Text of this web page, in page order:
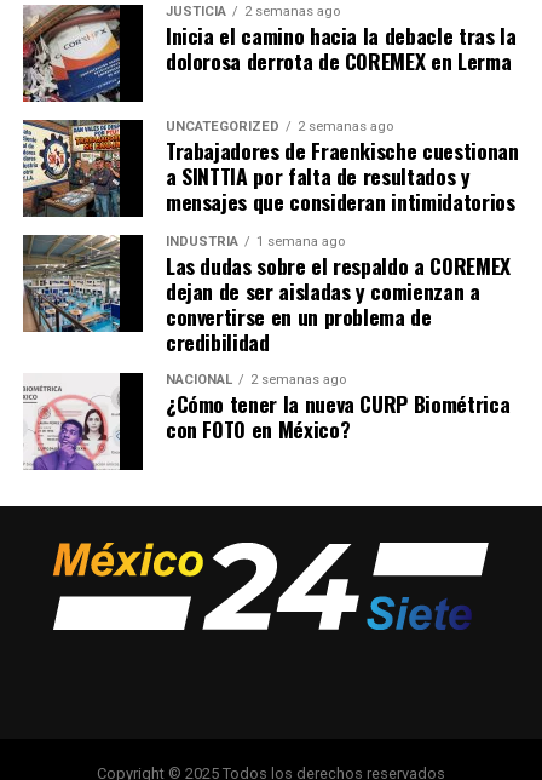
JUSTICIA 2 semanas ago
Inicia el camino hacia la debacle tras la
dolorosa derrota de COREMEX en Lerma
UNCATEGORIZED 2 semanas ago
Trabajadores de Fraenkische cuestionan
a SINTTIA por falta de resultados y
mensajes que consideran intimidatorios
INDUSTRIA 1 semana ago
Las dudas sobre el respaldo a COREMEX
dejan de ser aisladas y comienzan a
convertirse en un problema de
credibilidad
NACIONAL 2 semanas ago
¿Cómo tener la nueva CURP Biométrica
con FOTO en México?
Copyright © 2025 Todos los derechos reservados